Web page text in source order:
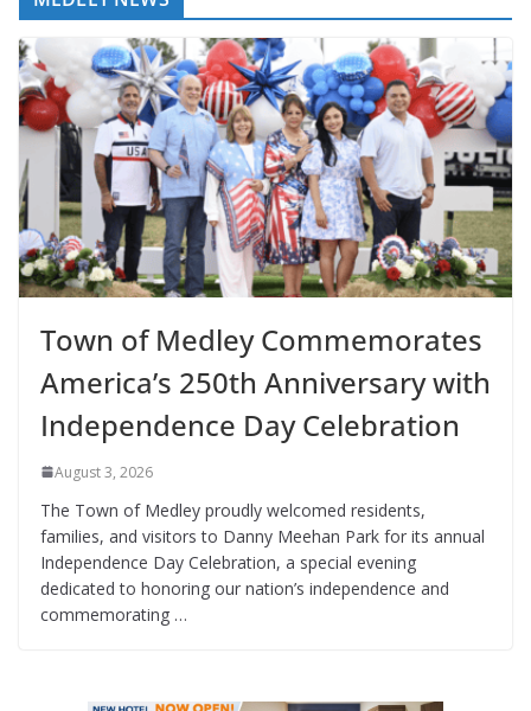
Town of Medley Commemorates
America’s 250th Anniversary with
Independence Day Celebration
August 3, 2026
The Town of Medley proudly welcomed residents,
families, and visitors to Danny Meehan Park for its annual
Independence Day Celebration, a special evening
dedicated to honoring our nation’s independence and
commemorating …